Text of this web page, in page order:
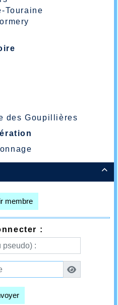
Touraine
des Goupillières

membre
: